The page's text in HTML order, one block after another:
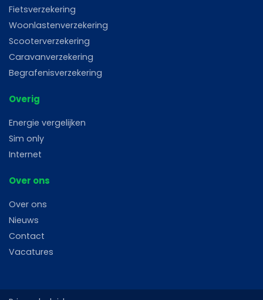
Fietsverzekering
Woonlastenverzekering
Scooterverzekering
Caravanverzekering
Begrafenisverzekering
Overig
Energie vergelijken
Sim only
Internet
Over ons
Over ons
Nieuws
Contact
Vacatures